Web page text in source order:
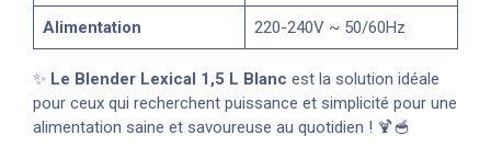
Alimentation 220-240V ~ 50/60Hz
✨ Le Blender Lexical 1,5 L Blanc est la solution idéale
pour ceux qui recherchent puissance et simplicité pour une
alimentation saine et savoureuse au quotidien ! 🍹🥣